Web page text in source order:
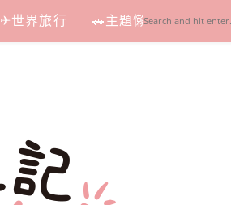
✈世界旅行 🚗主題懶人包